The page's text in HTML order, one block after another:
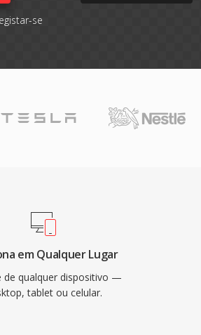
se
em Qualquer Lugar
de qualquer dispositivo —
tablet ou celular.